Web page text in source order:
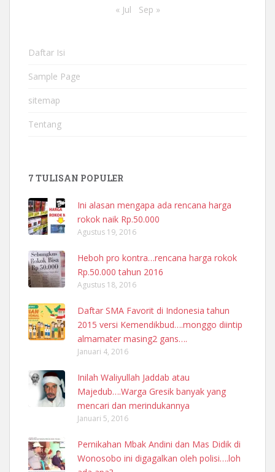
« Jul Sep »
Daftar Isi
Sample Page
sitemap
Tentang
7 TULISAN POPULER
Ini alasan mengapa ada rencana harga
rokok naik Rp.50.000
Agustus 19, 2016
Heboh pro kontra…rencana harga rokok
Rp.50.000 tahun 2016
Agustus 18, 2016
Daftar SMA Favorit di Indonesia tahun
2015 versi Kemendikbud….monggo diintip
almamater masing2 gans….
Januari 4, 2016
Inilah Waliyullah Jaddab atau
Majedub….Warga Gresik banyak yang
mencari dan merindukannya
Januari 5, 2016
Pernikahan Mbak Andini dan Mas Didik di
Wonosobo ini digagalkan oleh polisi….loh